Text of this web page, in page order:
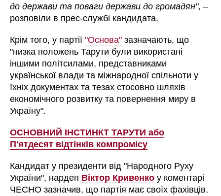
до держави та поваги держави до громадян", –
розповіли в прес-службі кандидата.
Крім того, у партії"Основа" зазначають, що
"низка положень Тарути були використані
іншими політсилами, представниками
української влади та міжнародної спільноти у
їхніх документах та тезах стосовно шляхів
економічного розвитку та повернення миру в
Україну".
ОСНОВНИЙ ІНСТИНКТ ТАРУТИ або
П'ятдесят відтінків компромісу
Кандидат у президенти від "Народного Руху
України", нардеп Віктор Кривенко у коментарі
ЧЕСНО зазначив, що партія має своїх фахівців,